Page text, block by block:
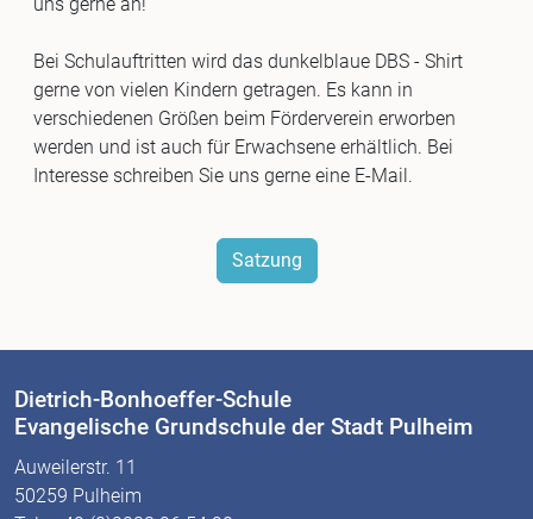
Bei Schulauftritten wird das dunkelblaue DBS - Shirt
gerne von vielen Kindern getragen. Es kann in
verschiedenen Größen beim Förderverein erworben
werden und ist auch für Erwachsene erhältlich. Bei
Interesse schreiben Sie uns gerne eine E-Mail.
Satzung
Dietrich-Bonhoeffer-Schule
Evangelische Grundschule der Stadt Pulheim
Auweilerstr. 11
50259 Pulheim